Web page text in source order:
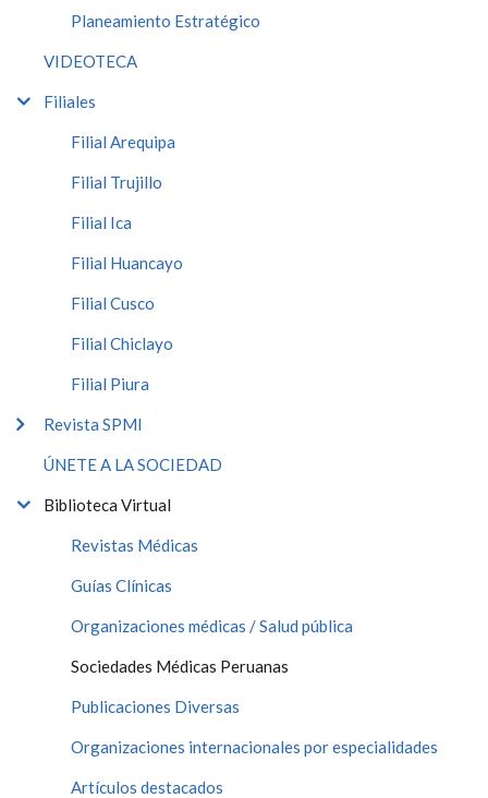
Planeamiento Estratégico
VIDEOTECA
Filiales
Filial Arequipa
Filial Trujillo
Filial Ica
Filial Huancayo
Filial Cusco
Filial Chiclayo
Filial Piura
Revista SPMI
ÚNETE A LA SOCIEDAD
Biblioteca Virtual
Revistas Médicas
Guías Clínicas
Organizaciones médicas / Salud pública
Sociedades Médicas Peruanas
Publicaciones Diversas
Organizaciones internacionales por especialidades
Artículos destacados